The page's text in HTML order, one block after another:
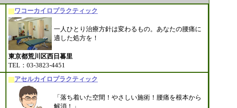
ワコーカイロプラクティック
一人ひとり治療方針は変わるもの。あなたの腰痛に
適した処方を！
東京都荒川区西日暮里
TEL：03-3823-4451
アセルカイロプラクティック
「落ち着いた空間！やさしい施術！腰痛を根本から
解消！」